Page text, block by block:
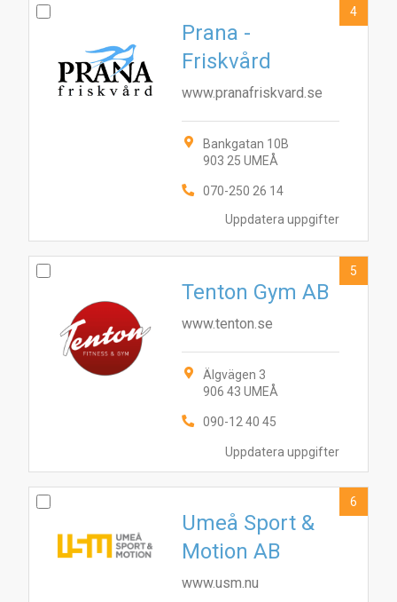
Uppdatera uppgifter
Prana -
Friskvård
www.pranafriskvard.se
Bankgatan 10B
903 25 UMEÅ
070-250 26 14
4
Uppdatera uppgifter
Tenton Gym AB
www.tenton.se
Älgvägen 3
906 43 UMEÅ
090-12 40 45
5
Umeå Sport &
Motion AB
www.usm.nu
6